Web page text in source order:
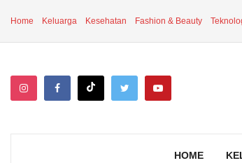
Home Keluarga Kesehatan Fashion & Beauty
HOME